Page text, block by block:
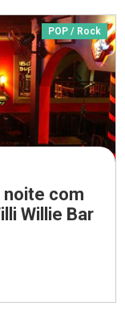
POP / Rock
noite com
Willie Bar